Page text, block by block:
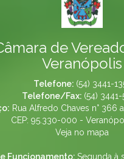
de
Veranópolis
Telefone: (54) 3441-
Telefone/Fax: (54)
Rua Alfredo Chaves n° 366
CEP: 95.330-000 -
Veja no mapa
Funcionamento: Segunda à